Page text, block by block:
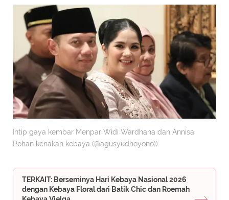
Intip gaya kembar Menpar Widi Wardhana dan Annisa
Pohan kenakan kebaya (@agusyudhoyono))
TERKAIT: Berseminya Hari Kebaya Nasional 2026
dengan Kebaya Floral dari Batik Chic dan Roemah